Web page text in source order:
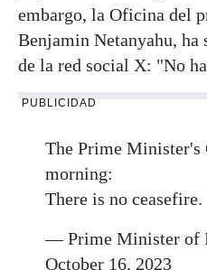
embargo, la Oficina del
Benjamin Netanyahu, ha
de la red social X: "No
PUBLICIDAD
The Prime Minister's
morning:
There is no ceasefire.
— Prime Minister of
October 16, 2023